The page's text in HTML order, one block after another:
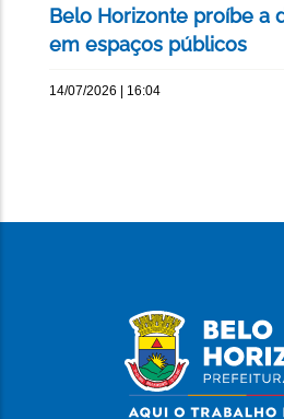
Belo Horizonte proíbe a
em espaços públicos
14/07/2026 | 16:04